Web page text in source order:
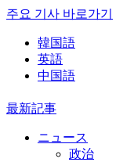
주요 기사 바로가기
韓国語
英語
中国語
最新記事
ニュース
政治